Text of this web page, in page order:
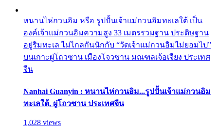
หนานไห่กวนอิม หรือ รูปปั้นเจ้าแม่กวนอิมทะเลใต้ เป็น
องค์เจ้าแม่กวนอิมความสูง 33 เมตรรวมฐาน ประดิษฐาน
อยู่ริมทะเล ไม่ไกลกันนักกับ “วัดเจ้าแม่กวนอิมไม่ยอมไป”
บนเกาะผู่โถวซาน เมืองโจวซาน มณฑลเจ้อเจียง ประเทศ
จีน
Nanhai Guanyin : หนานไห่กวนอิม...รูปปั้นเจ้าแม่กวนอิม
ทะเลใต้, ผู่โถวซาน ประเทศจีน
1,028 views